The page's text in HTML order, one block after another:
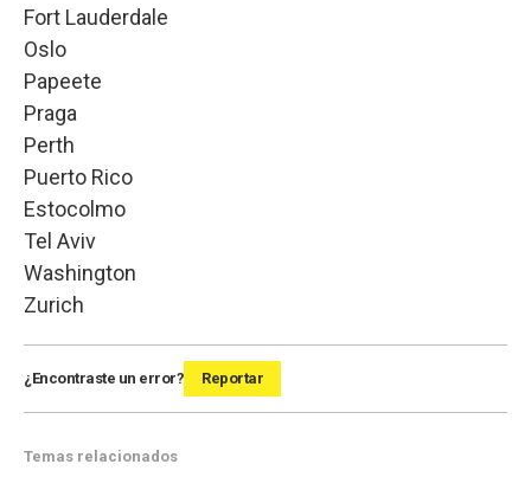
Fort Lauderdale
Oslo
Papeete
Praga
Perth
Puerto Rico
Estocolmo
Tel Aviv
Washington
Zurich
¿Encontraste un error? Reportar
Temas relacionados